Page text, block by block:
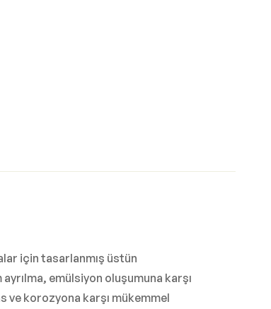
için tasarlanmış üstün
emülsiyon oluşumuna karşı
ve korozyona karşı mükemmel